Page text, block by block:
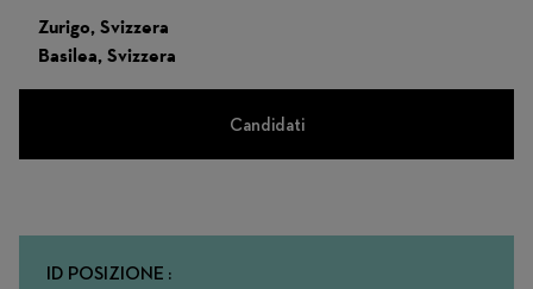
Zurigo, Svizzera
Basilea, Svizzera
Candidati
ID POSIZIONE